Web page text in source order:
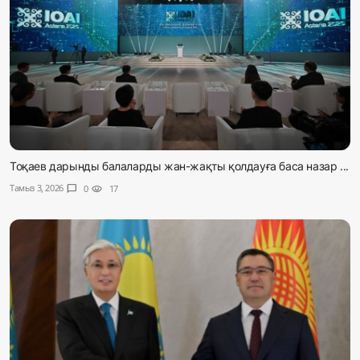
Тоқаев дарынды балаларды жан-жақты қолдауға баса назар ...
Тамыз 3, 2026 chat_bubble 0 visibility 17